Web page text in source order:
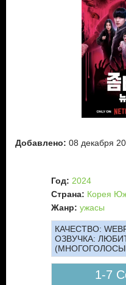
Добавлено: 08 декабря
Год: 2024
Страна: Корея
Жанр: ужасы
КАЧЕСТВО:
ОЗВУЧКА:
1-7